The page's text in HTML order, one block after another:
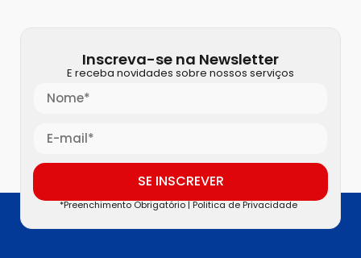
Inscreva-se na Newsletter
E receba novidades sobre nossos serviços
SE INSCREVER
*Preenchimento Obrigatório |Politica de Privacidade